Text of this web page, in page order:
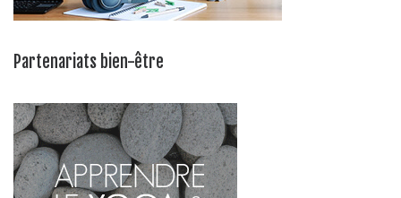
Partenariats bien-être